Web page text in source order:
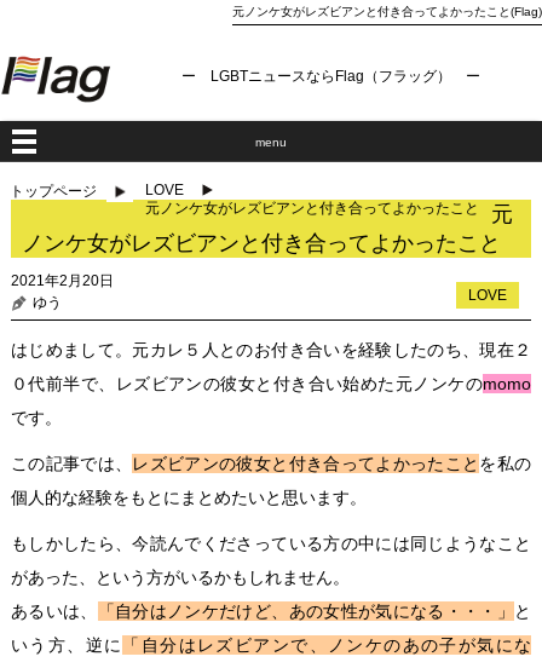
元ノンケ女がレズビアンと付き合ってよかったこと(Flag)
ー LGBTニュースならFlag（フラッグ） ー
menu
トップページ
LOVE
元ノンケ女がレズビアンと付き合ってよかったこと
元
ノンケ女がレズビアンと付き合ってよかったこと
LOVE
2021年2月20日
ゆう
はじめまして。元カレ５人とのお付き合いを経験したのち、現在２
０代前半で、レズビアンの彼女と付き合い始めた元ノンケのmomo
です。
この記事では、 レズビアンの彼女と付き合ってよかったこと を私の
個人的な経験をもとにまとめたいと思います。
もしかしたら、今読んでくださっている方の中には同じようなこと
があった、という方がいるかもしれません。
あるいは、
「自分はノンケだけど、あの女性が気になる・・・」
と
いう方、逆に
「自分はレズビアンで、ノンケのあの子が気にな